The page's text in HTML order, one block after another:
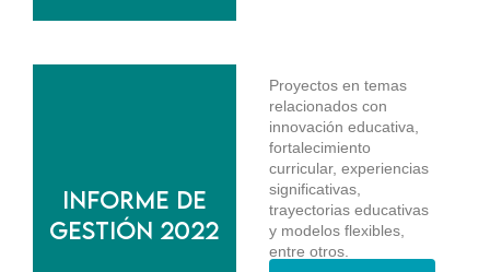
Informe de
gestión 2022
Proyectos en temas
relacionados con
innovación educativa,
fortalecimiento
curricular, experiencias
significativas,
trayectorias educativas
y modelos flexibles,
entre otros.